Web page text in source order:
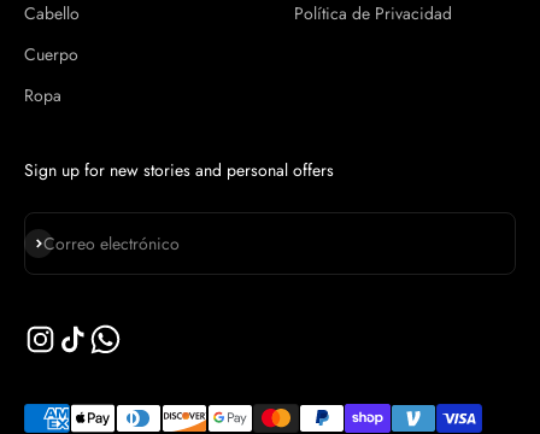
Cabello
Cuerpo
Ropa
Política de Privacidad
Sign up for new stories and personal offers
Correo electrónico
Suscribirse